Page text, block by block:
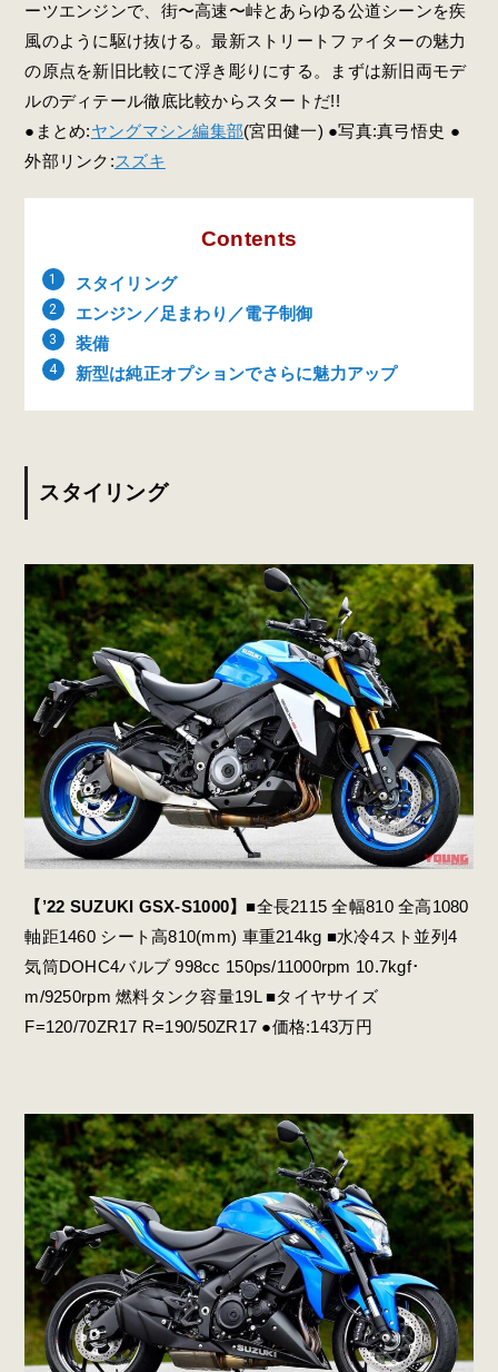
ーツエンジンで、街〜高速〜峠とあらゆる公道シーンを疾
風のように駆け抜ける。最新ストリートファイターの魅力
の原点を新旧比較にて浮き彫りにする。まずは新旧両モデ
ルのディテール徹底比較からスタートだ!!
●まとめ:ヤングマシン編集部(宮田健一) ●写真:真弓悟史 ●
外部リンク:スズキ
Contents
スタイリング
エンジン／足まわり／電子制御
装備
新型は純正オプションでさらに魅力アップ
スタイリング
【’22 SUZUKI GSX-S1000】 ■全長2115 全幅810 全高1080
軸距1460 シート高810(mm) 車重214kg ■水冷4スト並列4
気筒DOHC4バルブ 998cc 150ps/11000rpm 10.7kgf･
m/9250rpm 燃料タンク容量19L ■タイヤサイズ
F=120/70ZR17 R=190/50ZR17 ●価格:143万円